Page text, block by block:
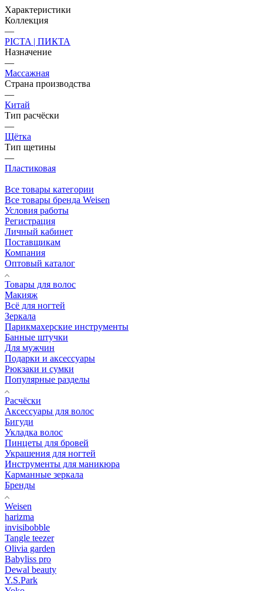
Характеристики
Коллекция
—
PICTA | ПИКТА
Назначение
—
Массажная
Страна производства
—
Китай
Тип расчёски
—
Щётка
Тип щетины
—
Пластиковая
Все товары категории
Все товары бренда Weisen
Условия работы
Регистрация
Личный кабинет
Поставщикам
Компания
Оптовый каталог
Товары для волос
Макияж
Всё для ногтей
Зеркала
Парикмахерские инструменты
Банные штучки
Для мужчин
Подарки и аксессуары
Рюкзаки и сумки
Популярные разделы
Расчёски
Аксессуары для волос
Бигуди
Укладка волос
Пинцеты для бровей
Украшения для ногтей
Инструменты для маникюра
Карманные зеркала
Бренды
Weisen
harizma
invisibobble
Tangle teezer
Olivia garden
Babyliss pro
Dewal beauty
Y.S.Park